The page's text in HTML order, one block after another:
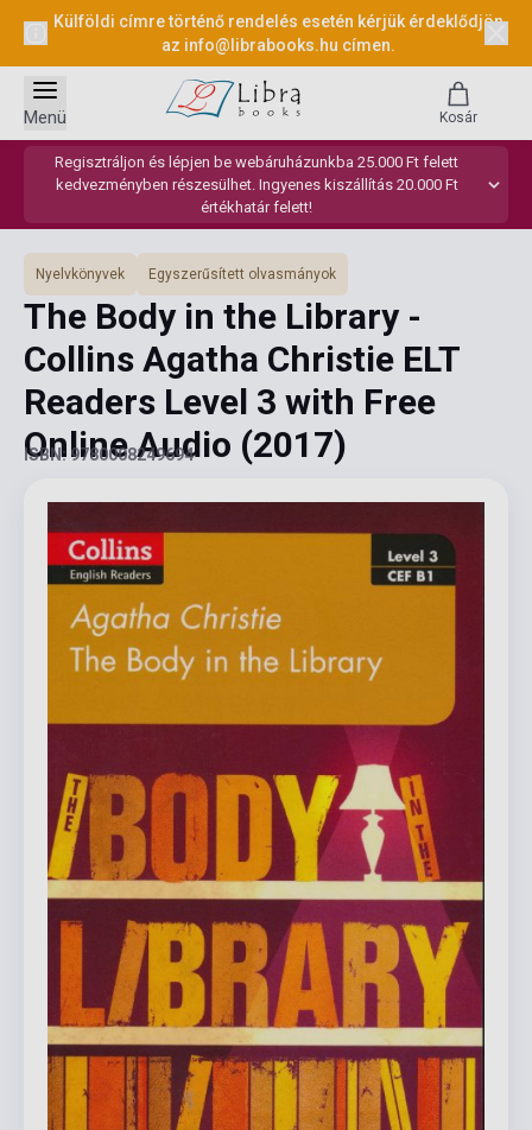
Külföldi címre történő rendelés esetén kérjük érdeklődjön
az info@librabooks.hu címen.
Regisztráljon és lépjen be webáruházunkba 25.000 Ft felett
kedvezményben részesülhet. Ingyenes kiszállítás 20.000 Ft
értékhatár felett!
Menü Kosár
Nyelvkönyvek Egyszerűsített olvasmányok
The Body in the Library -
Collins Agatha Christie ELT
Readers Level 3 with Free
Online Audio (2017)
ISBN: 9780008249694